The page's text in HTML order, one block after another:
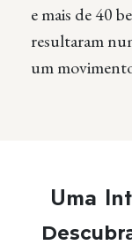
e mais de 40
resultaram
um
Uma